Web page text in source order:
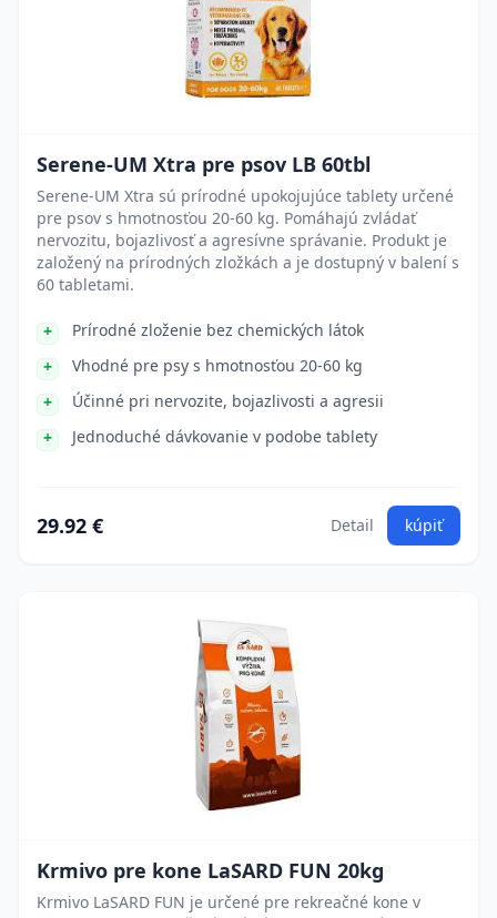
Serene-UM Xtra pre psov LB 60tbl
Serene-UM Xtra sú prírodné upokojujúce tablety určené
pre psov s hmotnosťou 20-60 kg. Pomáhajú zvládať
nervozitu, bojazlivosť a agresívne správanie. Produkt je
založený na prírodných zložkách a je dostupný v balení s
60 tabletami.
Prírodné zloženie bez chemických látok
Vhodné pre psy s hmotnosťou 20-60 kg
Účinné pri nervozite, bojazlivosti a agresii
Jednoduché dávkovanie v podobe tablety
29.92 € Detail kúpiť
Krmivo pre kone LaSARD FUN 20kg
Krmivo LaSARD FUN je určené pre rekreačné kone v